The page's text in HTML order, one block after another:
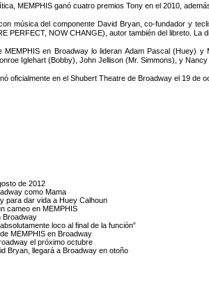
MEMPHIS ganó cuatro premios Tony en el 2010,
música del componente David Bryan, co-fundador y
PERFECT, NOW CHANGE), autor también del libreto.
MEMPHIS en Broadway lo lideran Adam Pascal (Huey)
Iglehart (Bobby), John Jellison (Mr. Simmons), y Nancy
oficialmente en el Shubert Theatre de Broadway el 19 de
de 2012
como Mama
para dar vida a Huey Calhoun
cameo en MEMPHIS
Broadway
loco al final de la función”
MEMPHIS en Broadway
el próximo octubre
Bryan, llegará a Broadway en otoño